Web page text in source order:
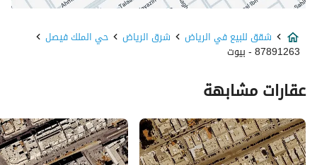
نوع الإعلان
للبيع
استخدام العقار
-
السعر
المساحة
126.27
شقق للبيع في الرياض شرق الرياض حي الملك فيصل
87891263 - بيوت
عقارات مشابهة